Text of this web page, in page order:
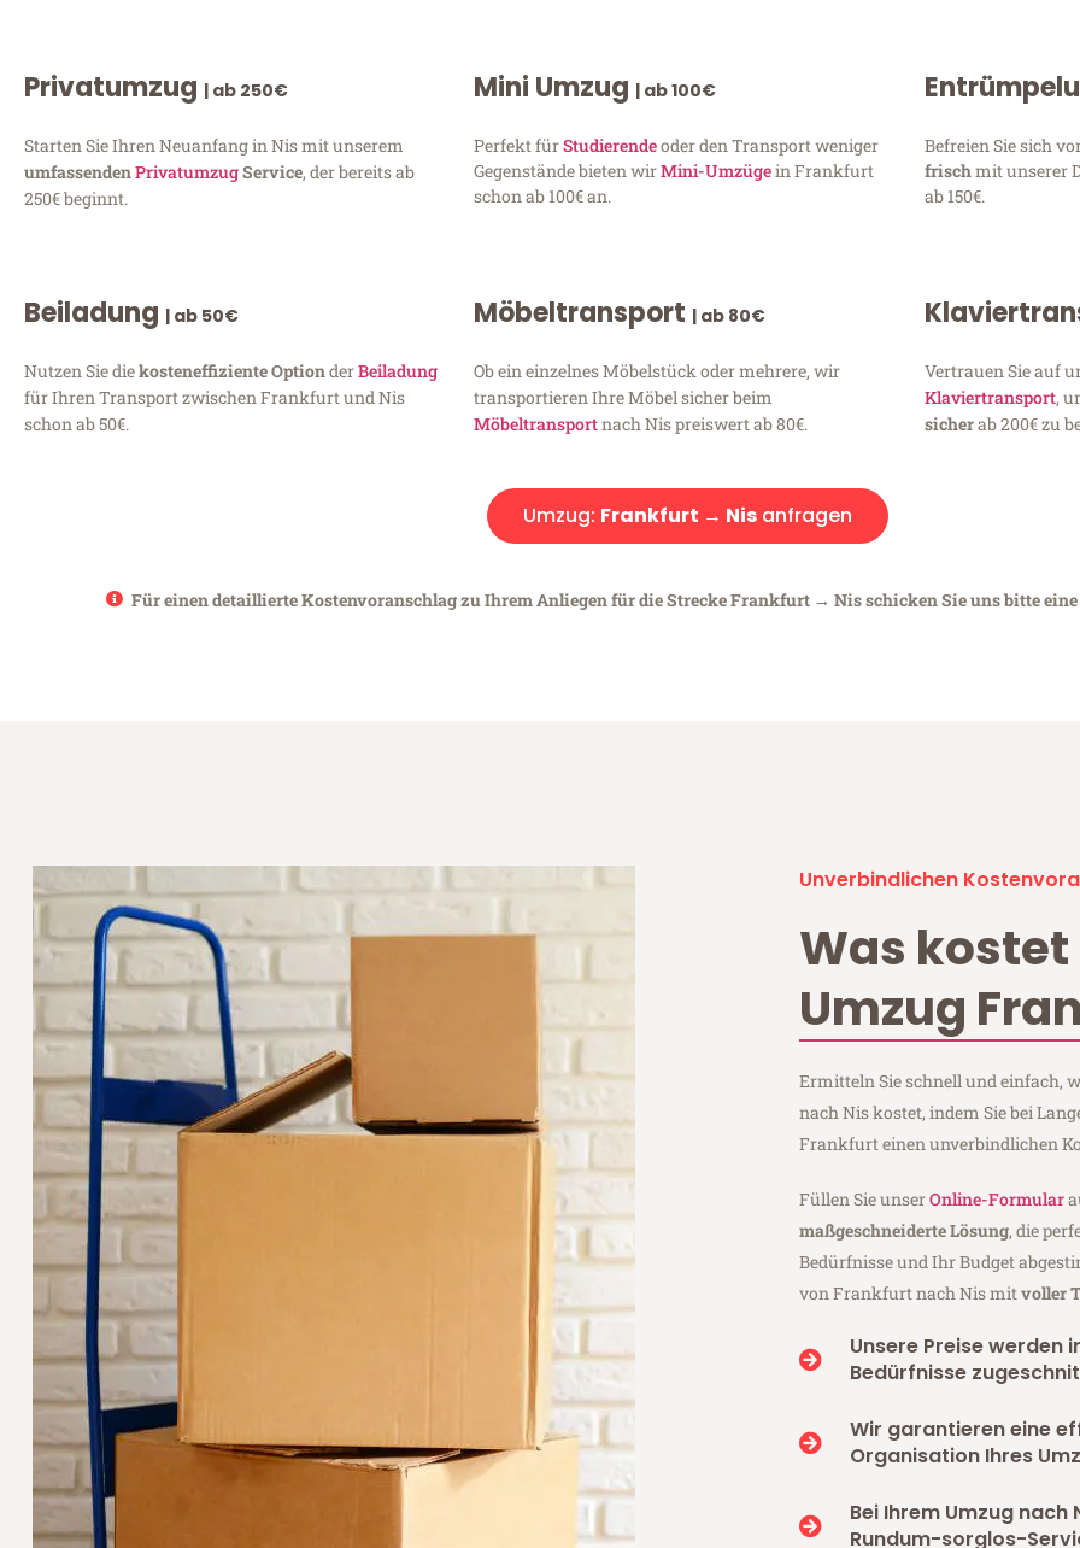
Privatumzug | ab 250€
Starten Sie Ihren Neuanfang in Nis mit unserem
umfassendenPrivatumzugService, der bereits ab
250€ beginnt.
Mini Umzug | ab 100€
Perfekt fürStudierendeoder den Transport weniger
Gegenstände bieten wirMini-Umzügein Frankfurt
schon ab 100€ an.
Befreien Sie sich
frischmit unserer
ab 150€.
Beiladung | ab 50€
Nutzen Sie diekosteneffiziente OptionderBeiladung
für Ihren Transport zwischen Frankfurt und Nis
schon ab 50€.
Möbeltransport | ab 80€
Ob ein einzelnes Möbelstück oder mehrere, wir
transportieren Ihre Möbel sicher beim
Möbeltransportnach Nis preiswert ab 80€.
Vertrauen Sie auf
Klaviertransport,
sicherab 200€ zu
Umzug: Frankfurt → Nisanfragen
Für einen detaillierte Kostenvoranschlag zu Ihrem Anliegen für die Strecke Frankfurt → Nis schicken Sie uns bitte eine
Unverbindlichen
Was kostet
Umzug
Ermitteln Sie schnell und einfach,
nach Nis kostet, indem Sie bei
Frankfurt einen unverbindlichen
Füllen Sie unserOnline-Formular
maßgeschneiderte Lösung, die
Bedürfnisse und Ihr Budget
von Frankfurt nach Nis mitvoller
Unsere Preise werden
Bedürfnisse
Wir garantieren eine
Organisation Ihres
Bei Ihrem Umzug nach
Rundum-sorglos-